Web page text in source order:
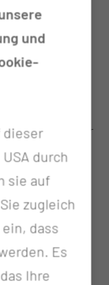
Die
und
von
von
und für
weitere
der
Hierbei ist
und
dieser
durch
sie auf
zugleich
ein, dass
Es
Ihre